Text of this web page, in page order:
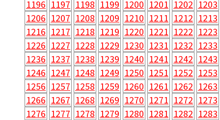
1196 1197 1198 1199 1200 1201 1202 1203
1206 1207 1208 1209 1210 1211 1212 1213
1216 1217 1218 1219 1220 1221 1222 1223
1226 1227 1228 1229 1230 1231 1232 1233
1236 1237 1238 1239 1240 1241 1242 1243
1246 1247 1248 1249 1250 1251 1252 1253
1256 1257 1258 1259 1260 1261 1262 1263
1266 1267 1268 1269 1270 1271 1272 1273
1276 1277 1278 1279 1280 1281 1282 1283